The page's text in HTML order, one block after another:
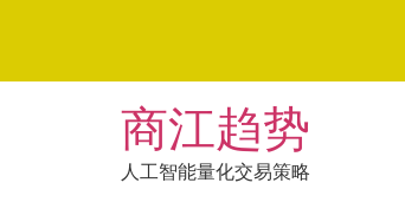
商江趋势
人工智能量化交易策略